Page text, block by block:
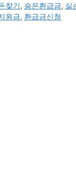
찾기, 숨은환급금, 실
원금, 환급금신청